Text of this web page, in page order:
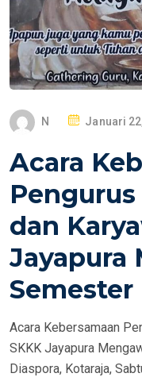
N
S
E
D
N
Januari
Acara
Pengurus
dan
Jayapura
Semester
Acara Kebersamaan
SKKK Jayapura
Diaspora, Kotaraja,